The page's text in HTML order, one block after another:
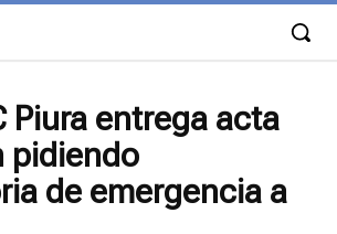
Piura entrega acta
pidiendo
de emergencia a